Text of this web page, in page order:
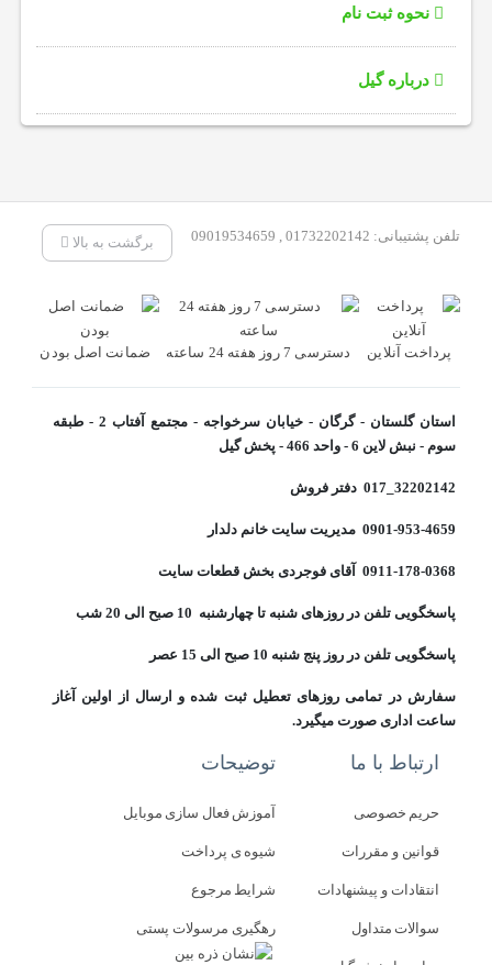
تلفن پشتیبانی: 01732202142 , 09019534659 برگشت به بالا
پرداخت آنلاین دسترسی 7 روز هفته 24 ساعته ضمانت اصل بودن
استان گلستان - گرگان - خیابان سرخواجه - مجتمع آفتاب 2 - طبقه
سوم - نبش لاین 6 - واحد 466 - پخش گیل
32202142_017 دفتر فروش
0901-953-4659 مدیریت سایت خانم دلدار
0911-178-0368 آقای فوجردی بخش قطعات سایت
پاسخگویی تلفن در روزهای شنبه تا چهارشنبه 10 صبح الی 20 شب
پاسخگویی تلفن در روز پنج شنبه 10 صبح الی 15 عصر
سفارش در تمامی روزهای تعطیل ثبت شده و ارسال از اولین آغاز
ساعت اداری صورت میگیرد.
ارتباط با ما
حریم خصوصی
قوانین و مقررات
انتقادات و پیشنهادات
سوالات متداول
توضیحات
آموزش فعال سازی موبایل
شیوه ی پرداخت
شرایط مرجوع
رهگیری مرسولات پستی